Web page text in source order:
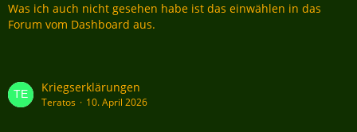
Was ich auch nicht gesehen habe ist das einwählen in das
Forum vom Dashboard aus.
Kriegserklärungen
Teratos 10. April 2026